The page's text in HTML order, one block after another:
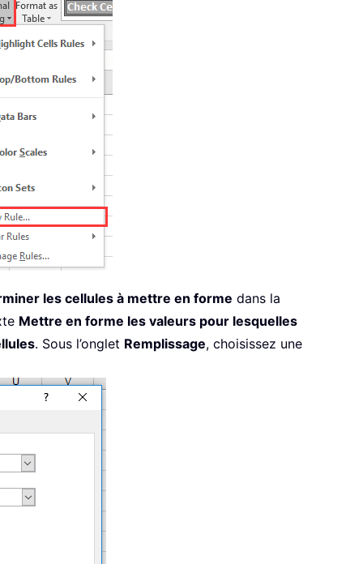
les cellules à mettre en forme dans la
Mettre en forme les valeurs pour lesquelles
. Sous l’onglet Remplissage, choisissez une